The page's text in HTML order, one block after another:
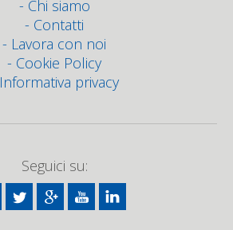
Chi siamo
Contatti
Lavora con noi
Cookie Policy
Informativa privacy
Seguici su: